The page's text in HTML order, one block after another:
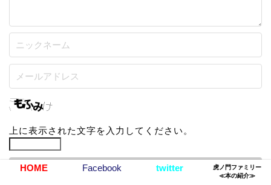
上に表示された文字を入力してください。
HOME Facebook twitter
虎ノ門ファミリー
≪本の紹介≫